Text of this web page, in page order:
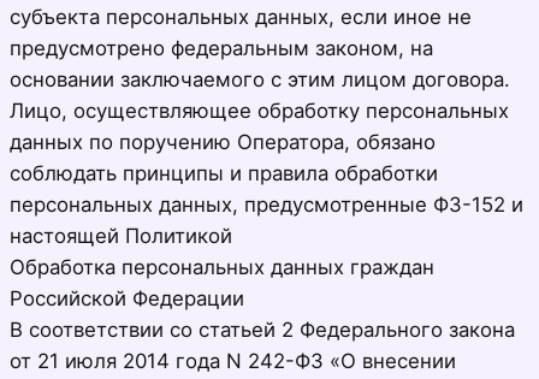
субъекта персональных данных, если иное не
предусмотрено федеральным законом, на
основании заключаемого с этим лицом договора.
Лицо, осуществляющее обработку персональных
данных по поручению Оператора, обязано
соблюдать принципы и правила обработки
персональных данных, предусмотренные ФЗ-152 и
настоящей Политикой
Обработка персональных данных граждан
Российской Федерации
В соответствии со статьей 2 Федерального закона
от 21 июля 2014 года N 242-ФЗ «О внесении